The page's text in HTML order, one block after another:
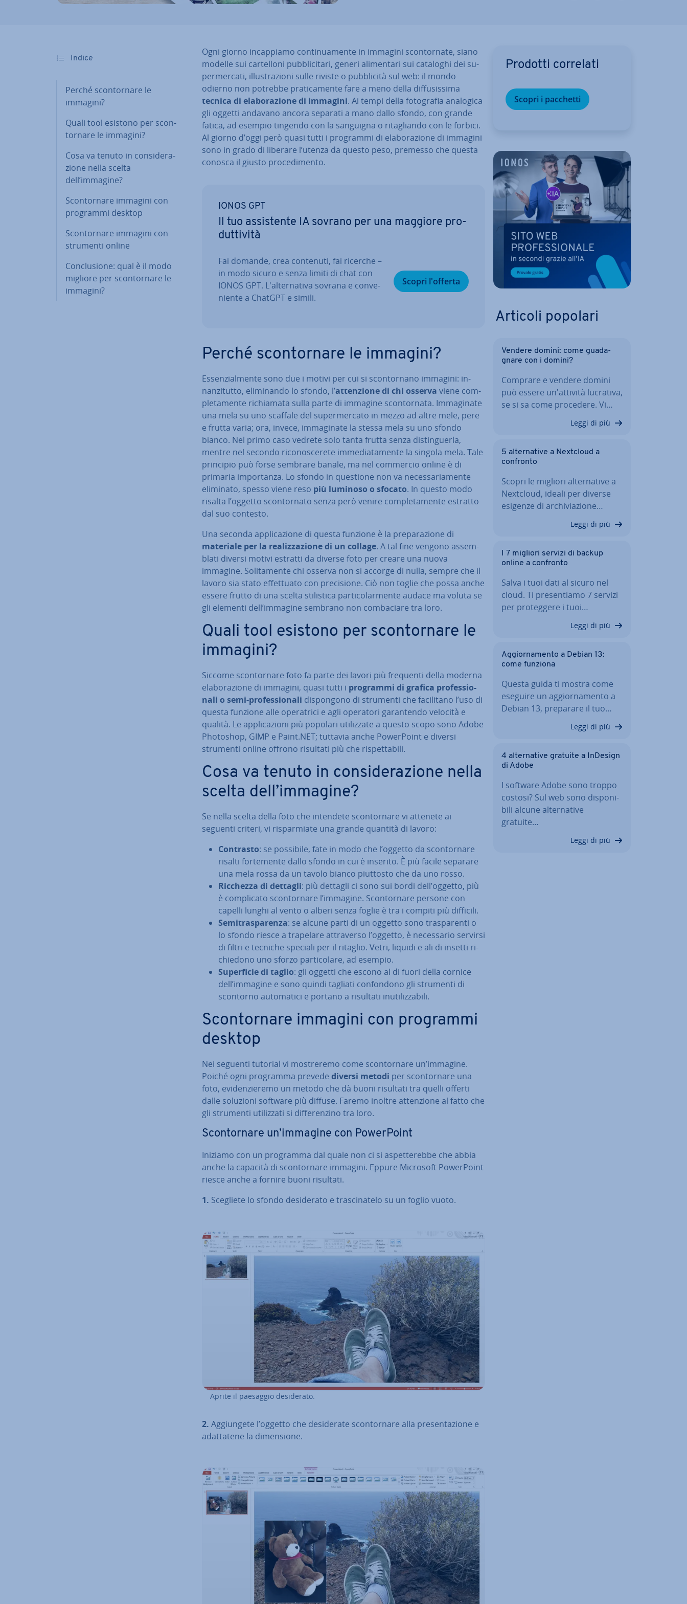
Indice
Perché scon­tor­na­re le
immagini?
Quali tool esistono per scon­
tor­na­re le immagini?
Cosa va tenuto in con­si­de­ra­
zio­ne nella scelta
dell’immagine?
Scon­tor­na­re immagini con
programmi desktop
Scon­tor­na­re immagini con
strumenti online
Con­clu­sio­ne: qual è il modo
migliore per scon­tor­na­re le
immagini?
Ogni giorno in­cap­pia­mo con­ti­nua­men­te in immagini scon­tor­na­te, siano
modelle sui car­tel­lo­ni pub­bli­ci­ta­ri, generi ali­men­ta­ri sui cataloghi dei su­
per­mer­ca­ti, il­lu­stra­zio­ni sulle riviste o pub­bli­ci­tà sul web: il mondo
odierno non potrebbe pra­ti­ca­men­te fare a meno della dif­fu­sis­si­ma
tecnica di ela­bo­ra­zio­ne di immagini. Ai tempi della fo­to­gra­fia analogica
gli oggetti andavano ancora separati a mano dallo sfondo, con grande
fatica, ad esempio tingendo con la sanguigna o ri­ta­glian­do con le forbici.
Al giorno d’oggi però quasi tutti i programmi di ela­bo­ra­zio­ne di immagini
sono in grado di liberare l’utenza da questo peso, premesso che questa
conosca il giusto pro­ce­di­men­to.
IONOS GPT
Il tuo as­si­sten­te IA sovrano per una maggiore pro­
dut­ti­vi­tà
Fai domande, crea contenuti, fai ricerche –
in modo sicuro e senza limiti di chat con
IONOS GPT. L'al­ter­na­ti­va sovrana e con­ve­
nien­te a ChatGPT e simili.
Scopri l'offerta
Perché scon­tor­na­re le immagini?
Es­sen­zial­men­te sono due i motivi per cui si scon­tor­na­no immagini: in­
nan­zi­tut­to, eli­mi­nan­do lo sfondo, l’at­ten­zio­ne di chi osserva viene com­
ple­ta­men­te ri­chia­ma­ta sulla parte di immagine scon­tor­na­ta. Im­ma­gi­na­te
una mela su uno scaffale del su­per­mer­ca­to in mezzo ad altre mele, pere
e frutta varia; ora, invece, im­ma­gi­na­te la stessa mela su uno sfondo
bianco. Nel primo caso vedrete solo tanta frutta senza di­stin­guer­la,
mentre nel secondo ri­co­no­sce­re­te im­me­dia­ta­men­te la singola mela. Tale
principio può forse sembrare banale, ma nel commercio online è di
primaria im­por­tan­za. Lo sfondo in questione non va ne­ces­sa­ria­men­te
eliminato, spesso viene reso più luminoso o sfocato. In questo modo
risalta l’oggetto scon­tor­na­to senza però venire com­ple­ta­men­te estratto
dal suo contesto.
Una seconda ap­pli­ca­zio­ne di questa funzione è la pre­pa­ra­zio­ne di
materiale per la rea­liz­za­zio­ne di un collage. A tal fine vengono as­sem­
bla­ti diversi motivi estratti da diverse foto per creare una nuova
immagine. So­li­ta­men­te chi osserva non si accorge di nulla, sempre che il
lavoro sia stato ef­fet­tua­to con pre­ci­sio­ne. Ciò non toglie che possa anche
essere frutto di una scelta sti­li­sti­ca par­ti­co­lar­men­te audace ma voluta se
gli elementi dell’immagine sembrano non com­ba­cia­re tra loro.
Quali tool esistono per scon­tor­na­re le
immagini?
Siccome scon­tor­na­re foto fa parte dei lavori più frequenti della moderna
ela­bo­ra­zio­ne di immagini, quasi tutti i programmi di grafica pro­fes­sio­
na­li o semi-pro­fes­sio­na­li di­spon­go­no di strumenti che fa­ci­li­ta­no l’uso di
questa funzione alle ope­ra­tri­ci e agli operatori ga­ran­ten­do velocità e
qualità. Le ap­pli­ca­zio­ni più popolari uti­liz­za­te a questo scopo sono Adobe
Photoshop, GIMP e Paint.NET; tuttavia anche Po­wer­Point e diversi
strumenti online offrono risultati più che ri­spet­ta­bi­li.
Cosa va tenuto in con­si­de­ra­zio­ne nella
scelta dell’immagine?
Se nella scelta della foto che intendete scon­tor­na­re vi attenete ai
seguenti criteri, vi ri­spar­mia­te una grande quantità di lavoro:
Contrasto: se possibile, fate in modo che l’oggetto da scon­tor­na­re
risalti for­te­men­te dallo sfondo in cui è inserito. È più facile separare
una mela rossa da un tavolo bianco piuttosto che da uno rosso.
Ricchezza di dettagli: più dettagli ci sono sui bordi dell’oggetto, più
è com­pli­ca­to scon­tor­na­re l’immagine. Scon­tor­na­re persone con
capelli lunghi al vento o alberi senza foglie è tra i compiti più difficili.
Se­mi­tra­spa­ren­za: se alcune parti di un oggetto sono tra­spa­ren­ti o
lo sfondo riesce a trapelare at­tra­ver­so l’oggetto, è ne­ces­sa­rio servirsi
di filtri e tecniche speciali per il ritaglio. Vetri, liquidi e ali di insetti ri­
chie­do­no uno sforzo par­ti­co­la­re, ad esempio.
Su­per­fi­cie di taglio: gli oggetti che escono al di fuori della cornice
dell’immagine e sono quindi tagliati con­fon­do­no gli strumenti di
scontorno au­to­ma­ti­ci e portano a risultati inu­ti­liz­za­bi­li.
Scon­tor­na­re immagini con programmi
desktop
Nei seguenti tutorial vi mo­stre­re­mo come scon­tor­na­re un’immagine.
Poiché ogni programma prevede diversi metodi per scon­tor­na­re una
foto, evi­den­zie­re­mo un metodo che dà buoni risultati tra quelli offerti
dalle soluzioni software più diffuse. Faremo inoltre at­ten­zio­ne al fatto che
gli strumenti uti­liz­za­ti si dif­fe­ren­zi­no tra loro.
Scon­tor­na­re un’immagine con Po­wer­Point
Iniziamo con un programma dal quale non ci si aspet­te­reb­be che abbia
anche la capacità di scon­tor­na­re immagini. Eppure Microsoft Po­wer­Point
riesce anche a fornire buoni risultati.
1. Scegliete lo sfondo de­si­de­ra­to e tra­sci­na­te­lo su un foglio vuoto.
Aprite il paesaggio de­si­de­ra­to.
2. Ag­giun­ge­te l’oggetto che de­si­de­ra­te scon­tor­na­re alla pre­sen­ta­zio­ne e
adat­ta­te­ne la di­men­sio­ne.
Prodotti correlati
Scopri i pacchetti
Articoli popolari
Vendere domini: come gua­da­
gna­re con i domini?
Comprare e vendere domini
può essere un'at­ti­vi­tà lucrativa,
se si sa come procedere. Vi…
Leggi di più
5 al­ter­na­ti­ve a Nextcloud a
confronto
Scopri le migliori al­ter­na­ti­ve a
Nextcloud, ideali per diverse
esigenze di ar­chi­via­zio­ne…
Leggi di più
I 7 migliori servizi di backup
online a confronto
Salva i tuoi dati al sicuro nel
cloud. Ti pre­sen­tia­mo 7 servizi
per pro­teg­ge­re i tuoi…
Leggi di più
Ag­gior­na­men­to a Debian 13:
come funziona
Questa guida ti mostra come
eseguire un ag­gior­na­men­to a
Debian 13, preparare il tuo…
Leggi di più
4 al­ter­na­ti­ve gratuite a InDesign
di Adobe
I software Adobe sono troppo
costosi? Sul web sono di­spo­ni­
bi­li alcune al­ter­na­ti­ve
gratuite…
Leggi di più